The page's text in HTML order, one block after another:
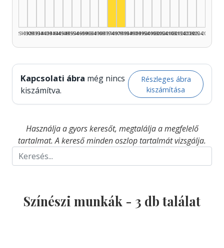
1925–1929
1930–1934
1935–1939
1940–1944
1945–1949
1950–1954
1955–1959
1960–1964
1965–1969
1970–1974
1975–1979
1980–1984
1985–1989
1990–1994
1995–1999
2000–2004
2005–2009
2010–2014
2015–2019
2020–2024
2025–2026
Kapcsolati ábra még nincs
kiszámítva.
Részleges ábra
kiszámítása
Használja a gyors keresőt, megtalálja a megfelelő
tartalmat. A kereső minden oszlop tartalmát vizsgálja.
Színészi munkák - 3 db találat